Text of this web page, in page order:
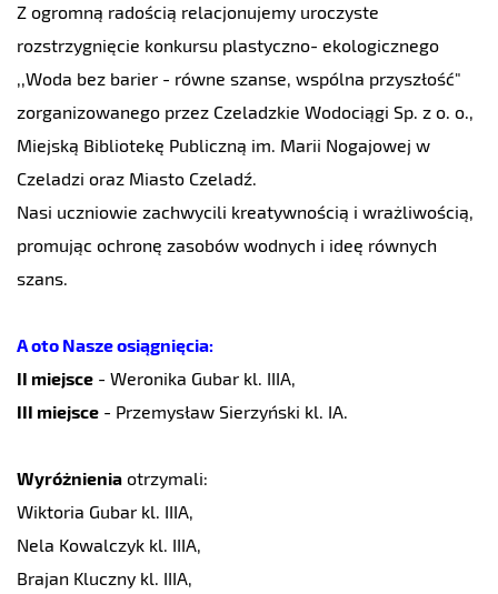
Z ogromną radością relacjonujemy uroczyste
rozstrzygnięcie konkursu plastyczno- ekologicznego
,,Woda bez barier - równe szanse, wspólna przyszłość"
zorganizowanego przez Czeladzkie Wodociągi Sp. z o. o.,
Miejską Bibliotekę Publiczną im. Marii Nogajowej w
Czeladzi oraz Miasto Czeladź.
Nasi uczniowie zachwycili kreatywnością i wrażliwością,
promując ochronę zasobów wodnych i ideę równych
szans.
A oto Nasze osiągnięcia:
II miejsce - Weronika Gubar kl. IIIA,
III miejsce - Przemysław Sierzyński kl. IA.
Wyróżnienia otrzymali:
Wiktoria Gubar kl. IIIA,
Nela Kowalczyk kl. IIIA,
Brajan Kluczny kl. IIIA,